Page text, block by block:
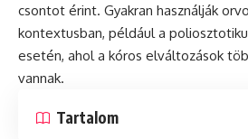
csontot érint. Gyakran használják
kontextusban, például a
esetén, ahol a kóros elváltozások
vannak.
Tartalom